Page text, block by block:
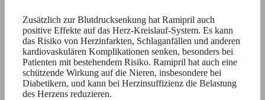
Zusätzlich zur Blutdrucksenkung hat Ramipril auch
positive Effekte auf das Herz-Kreislauf-System. Es kann
das Risiko von Herzinfarkten, Schlaganfällen und anderen
kardiovaskulären Komplikationen senken, besonders bei
Patienten mit bestehendem Risiko. Ramipril hat auch eine
schützende Wirkung auf die Nieren, insbesondere bei
Diabetikern, und kann bei Herzinsuffizienz die Belastung
des Herzens reduzieren.